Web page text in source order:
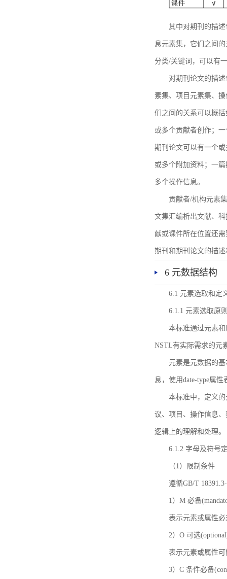
其中对期刊的描
息元素集，它们之间
分类/关键词，可以有
对期刊论文的描
素集、项目元素集、
们之间的关系可以概
或多个贡献者创作；
期刊论文可以有一个
或多个附加资料；一
多个操作信息。
贡献者/机构元素
文集汇编析出文献、
献或课件所在位置还
期刊和期刊论文的描
6 元数据结构
6.1 元素选取和定
6.1.1 元素选取原
本标准通过元素
NSTL有实际需求的元
元素是元数据的
息，使用date-type属
本标准中，定义
议、项目、操作信息
逻辑上的理解和处理。
6.1.2 字母及符号
（1）限制条件
遵循GB/T
1）M 必备
表示元素或属性
2）O 可选
表示元素或属性
3）C 条件必备